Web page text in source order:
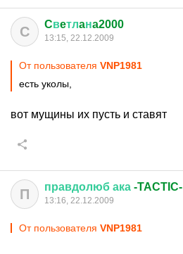
C Cвeтлaнa2000
13:15, 22.12.2009
От пользователя VNP1981
есть уколы,
вот мущины их пусть и ставят
П правдолюб ака -TACTIC-
13:16, 22.12.2009
От пользователя VNP1981